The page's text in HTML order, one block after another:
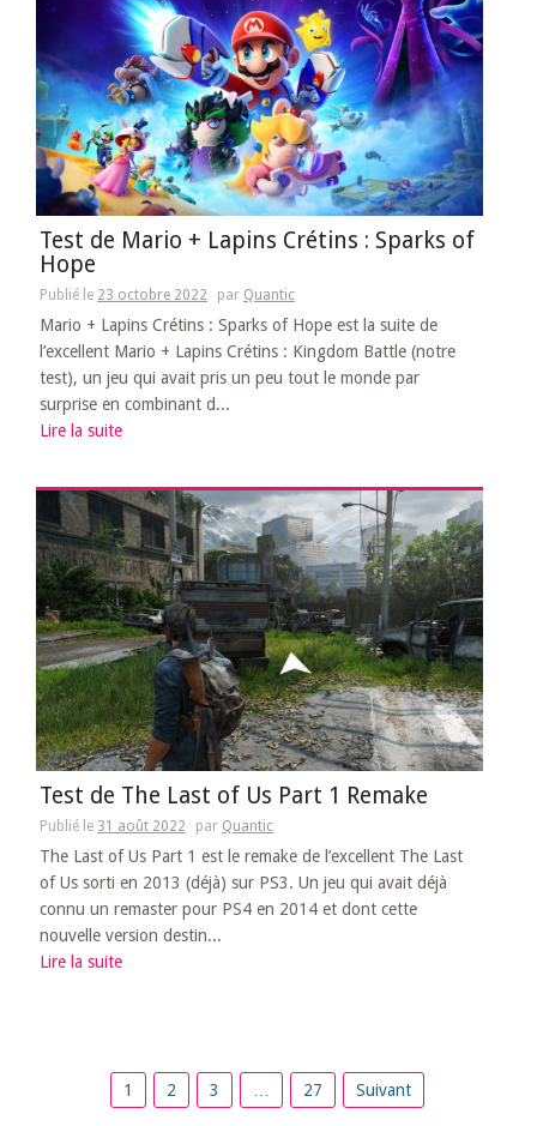
Test de Mario + Lapins Crétins : Sparks of
Hope
Publié le 23 octobre 2022 par Quantic
Mario + Lapins Crétins : Sparks of Hope est la suite de
l’excellent Mario + Lapins Crétins : Kingdom Battle (notre
test), un jeu qui avait pris un peu tout le monde par
surprise en combinant d...
Lire la suite
Test de The Last of Us Part 1 Remake
Publié le 31 août 2022 par Quantic
The Last of Us Part 1 est le remake de l’excellent The Last
of Us sorti en 2013 (déjà) sur PS3. Un jeu qui avait déjà
connu un remaster pour PS4 en 2014 et dont cette
nouvelle version destin...
Lire la suite
Pagination
1 2 3 … 27 Suivant